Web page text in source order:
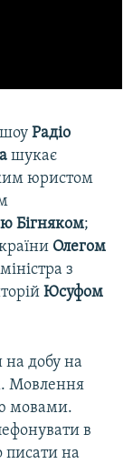
шоу Радіо
шукає
юристом
Бігняком;
Олегом
з
Юсуфом
добу на
Мовлення
мовами.
в
писати на